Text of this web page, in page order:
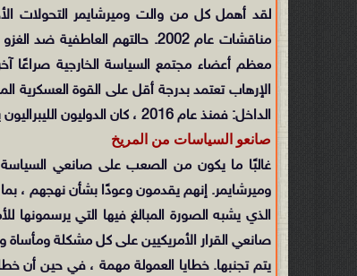
مناقشات عام 2002. حالتهم
معظم أعضاء مجتمع السياسة الخارجية صراعًا
الإرهاب تعتمد بدرجة أقل على القوة العسكرية
الداخل: فمنذ عام 2016 ، كان الدوليون الليبراليون يفكرون بشكل أكثر وضوحًا في العلاقة بين السياسة الخارجية والسياسة المحلية.
صانعو السياسات من المريخ
غالبًا ما يكون من الصعب على صانعي
وميرشايمر. إنهم يقدمون وعودًا بشأن نهجهم ،
الذي يشبه الصورة المبالغ فيها التي
صانعي القرار الأمريكيين على كل مشكلة ومأساة
يتم تجنبها. خطايا العمولة مهمة ، في حين أن